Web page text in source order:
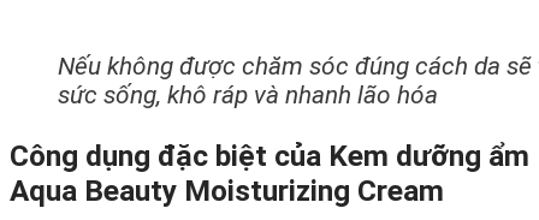
Nếu không được chăm sóc đúng cách da
sức sống, khô ráp và nhanh lão hóa
Công dụng đặc biệt của Kem dưỡng ẩm
Aqua Beauty Moisturizing Cream